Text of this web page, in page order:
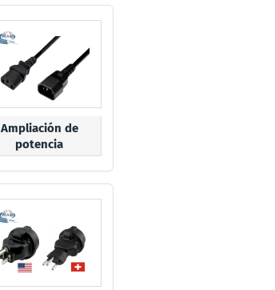
Ampliación de
potencia